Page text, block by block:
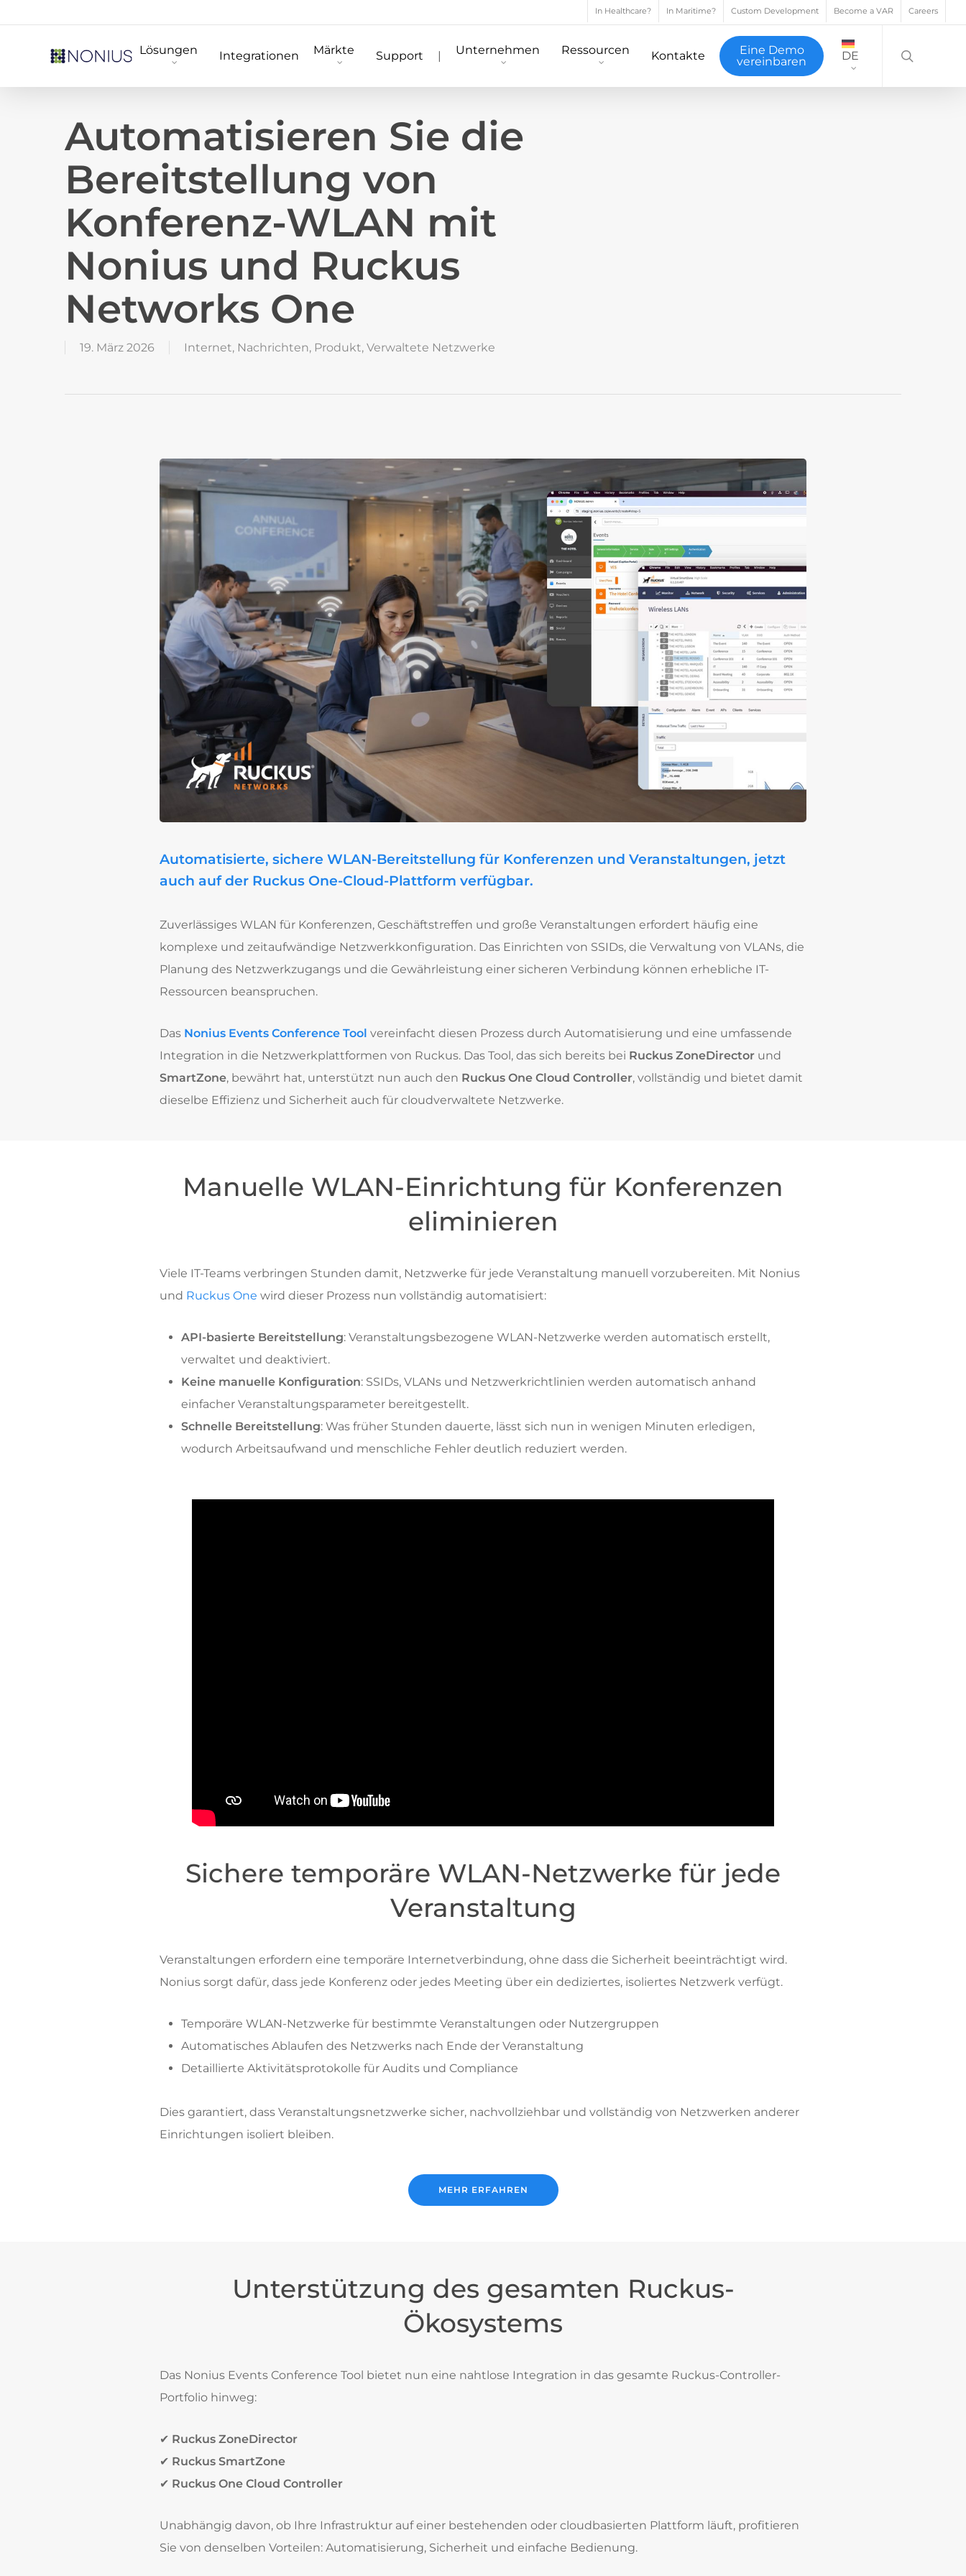
In Healthcare? In Maritime? Custom Development Become a VAR Careers
Lösungen Integrationen Märkte Support | Unternehmen Ressourcen Kontakte
Eine Demo
vereinbaren
DE
Automatisieren Sie die
Bereitstellung von
Konferenz-WLAN mit
Nonius und Ruckus
Networks One
19. März 2026 Internet, Nachrichten, Produkt, Verwaltete Netzwerke
Automatisierte, sichere WLAN-Bereitstellung für Konferenzen und Veranstaltungen, jetzt
auch auf der Ruckus One-Cloud-Plattform verfügbar.
Zuverlässiges WLAN für Konferenzen, Geschäftstreffen und große Veranstaltungen erfordert häufig eine
komplexe und zeitaufwändige Netzwerkkonfiguration. Das Einrichten von SSIDs, die Verwaltung von VLANs, die
Planung des Netzwerkzugangs und die Gewährleistung einer sicheren Verbindung können erhebliche IT-
Ressourcen beanspruchen.
Das Nonius Events Conference Tool vereinfacht diesen Prozess durch Automatisierung und eine umfassende
Integration in die Netzwerkplattformen von Ruckus. Das Tool, das sich bereits bei Ruckus ZoneDirector und
SmartZone, bewährt hat, unterstützt nun auch den Ruckus One Cloud Controller, vollständig und bietet damit
dieselbe Effizienz und Sicherheit auch für cloudverwaltete Netzwerke.
Manuelle WLAN-Einrichtung für Konferenzen
eliminieren
Viele IT-Teams verbringen Stunden damit, Netzwerke für jede Veranstaltung manuell vorzubereiten. Mit Nonius
und Ruckus One wird dieser Prozess nun vollständig automatisiert:
API-basierte Bereitstellung: Veranstaltungsbezogene WLAN-Netzwerke werden automatisch erstellt,
verwaltet und deaktiviert.
Keine manuelle Konfiguration: SSIDs, VLANs und Netzwerkrichtlinien werden automatisch anhand
einfacher Veranstaltungsparameter bereitgestellt.
Schnelle Bereitstellung: Was früher Stunden dauerte, lässt sich nun in wenigen Minuten erledigen,
wodurch Arbeitsaufwand und menschliche Fehler deutlich reduziert werden.
Sichere temporäre WLAN-Netzwerke für jede
Veranstaltung
Veranstaltungen erfordern eine temporäre Internetverbindung, ohne dass die Sicherheit beeinträchtigt wird.
Nonius sorgt dafür, dass jede Konferenz oder jedes Meeting über ein dediziertes, isoliertes Netzwerk verfügt.
Temporäre WLAN-Netzwerke für bestimmte Veranstaltungen oder Nutzergruppen
Automatisches Ablaufen des Netzwerks nach Ende der Veranstaltung
Detaillierte Aktivitätsprotokolle für Audits und Compliance
Dies garantiert, dass Veranstaltungsnetzwerke sicher, nachvollziehbar und vollständig von Netzwerken anderer
Einrichtungen isoliert bleiben.
MEHR ERFAHREN
Unterstützung des gesamten Ruckus-
Ökosystems
Das Nonius Events Conference Tool bietet nun eine nahtlose Integration in das gesamte Ruckus-Controller-
Portfolio hinweg:
✔ Ruckus ZoneDirector
✔ Ruckus SmartZone
✔ Ruckus One Cloud Controller
Unabhängig davon, ob Ihre Infrastruktur auf einer bestehenden oder cloudbasierten Plattform läuft, profitieren
Sie von denselben Vorteilen: Automatisierung, Sicherheit und einfache Bedienung.